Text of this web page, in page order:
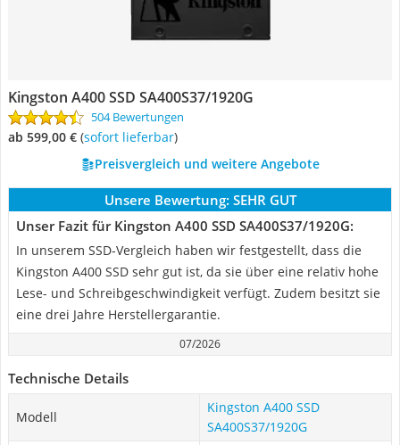
Kingston A400 SSD SA400S37/1920G
504 Bewertungen
ab 599,00 € ( Sofort lieferbar)
Preisvergleich und weitere Angebote
Unsere Bewertung: SEHR GUT
Unser Fazit für Kingston A400 SSD SA400S37/1920G:
In unserem SSD-Vergleich haben wir festgestellt, dass die
Kingston A400 SSD sehr gut ist, da sie über eine relativ hohe
Lese- und Schreibgeschwindigkeit verfügt. Zudem besitzt sie
eine drei Jahre Herstellergarantie.
07/2026
Technische Details
Modell
Kingston A400 SSD
SA400S37/1920G